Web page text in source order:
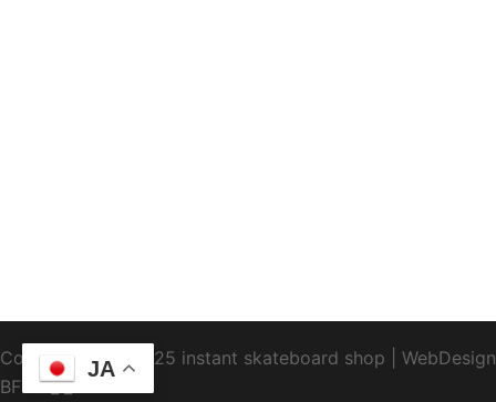
Copyright1995-2025 instant skateboard shop
WebDesign
BFTC_ _.
JA